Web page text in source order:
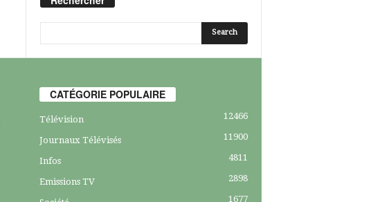
CATÉGORIE POPULAIRE
Télévision 12466
Journaux Télévisés 11900
Infos 4811
Emissions TV 2898
1677